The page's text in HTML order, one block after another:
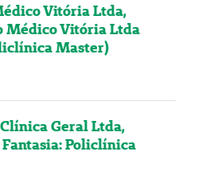
Vitória Ltda,
Médico Vitória Ltda
Master)
Geral Ltda,
Policlínica